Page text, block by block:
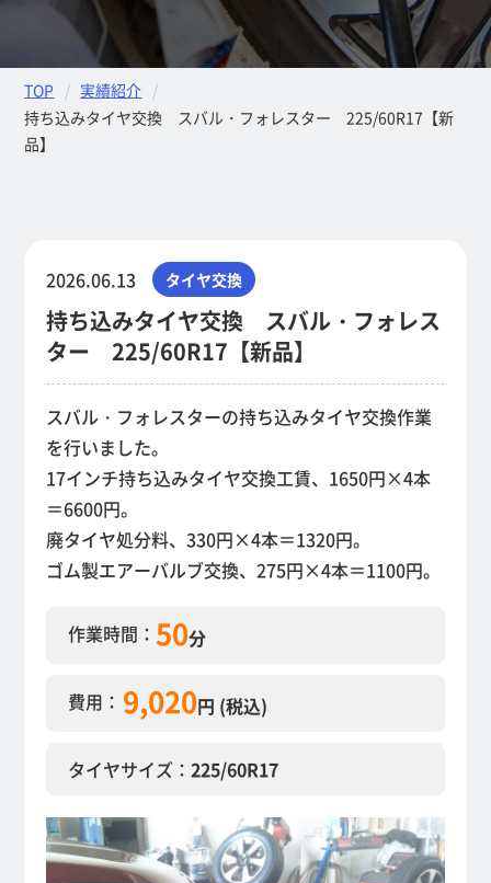
TOP
実績紹介
持ち込みタイヤ交換 スバル・フォレスター 225/60R17【新
品】
2026.06.13 タイヤ交換
持ち込みタイヤ交換 スバル・フォレス
ター 225/60R17【新品】
スバル・フォレスターの持ち込みタイヤ交換作業
を行いました。
17インチ持ち込みタイヤ交換工賃、1650円×4本
＝6600円。
廃タイヤ処分料、330円×4本＝1320円。
ゴム製エアーバルブ交換、275円×4本＝1100円。
作業時間： 50分
費用： 9,020円 (税込)
タイヤサイズ：225/60R17